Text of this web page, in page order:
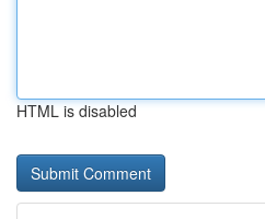
HTML is disabled